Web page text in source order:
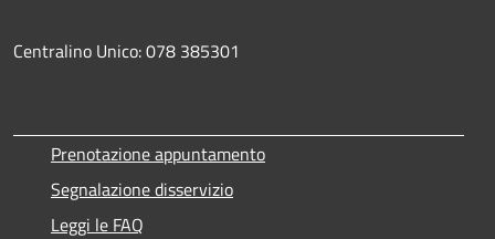
Centralino Unico: 078 385301
Prenotazione appuntamento
Segnalazione disservizio
Leggi le FAQ